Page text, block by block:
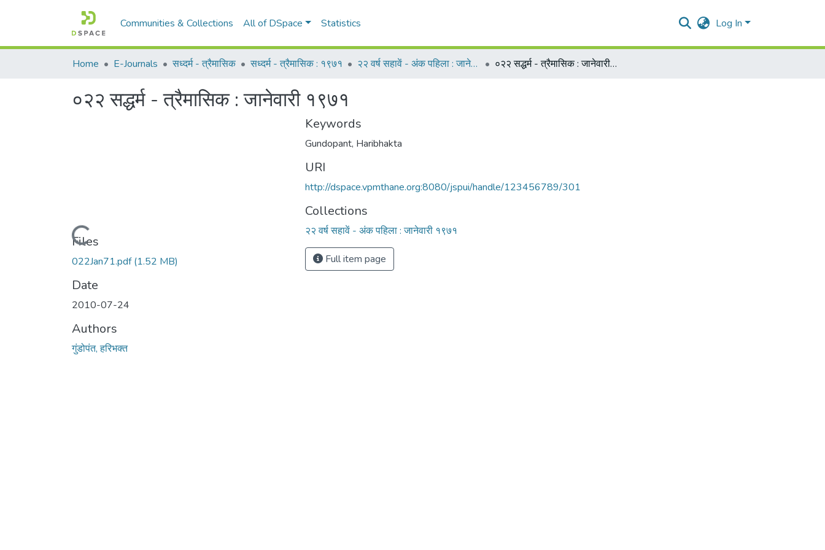
Communities & Collections All of DSpace Statistics Log In
Home E-Journals सध्दर्म - त्रैमासिक सध्दर्म - त्रैमासिक : १९७१ २२ वर्ष सहावें - अंक पहिला : जानेवारी १९७१ ०२२ सद्धर्म - त्रैमासिक : जानेवारी १९७१
०२२ सद्धर्म - त्रैमासिक : जानेवारी १९७१
Loading...
Files
022Jan71.pdf(1.52 MB)
Date
2010-07-24
Authors
गुंडोपंत, हरिभक्‍त
Keywords
Gundopant, Haribhakta
URI
http://dspace.vpmthane.org:8080/jspui/handle/123456789/301
Collections
२२ वर्ष सहावें - अंक पहिला : जानेवारी १९७१
Full item page